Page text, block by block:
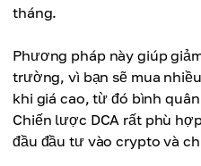
tháng.
Phương pháp này giúp
trường, vì bạn sẽ mua
khi giá cao, từ đó bình
Chiến lược DCA rất phù
đầu đầu tư vào crypto và